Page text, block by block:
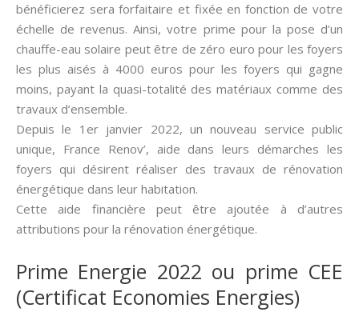
bénéficierez sera forfaitaire et fixée en fonction de votre
échelle de revenus. Ainsi, votre prime pour la pose d’un
chauffe-eau solaire peut être de zéro euro pour les foyers
les plus aisés à 4000 euros pour les foyers qui gagne
moins, payant la quasi-totalité des matériaux comme des
travaux d’ensemble.
Depuis le 1er janvier 2022, un nouveau service public
unique, France Renov’, aide dans leurs démarches les
foyers qui désirent réaliser des travaux de rénovation
énergétique dans leur habitation.
Cette aide financière peut être ajoutée à d’autres
attributions pour la rénovation énergétique.
Prime Energie 2022 ou prime CEE
(Certificat Economies Energies)